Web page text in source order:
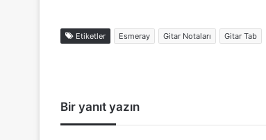
Etiketler Esmeray Gitar Notaları Gitar Tab
Bir yanıt yazın